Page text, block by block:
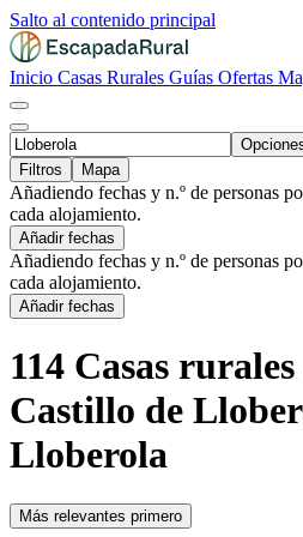
Salto al contenido principal
Inicio Casas Rurales Guías Ofertas
Filtros
Mapa
Añadiendo fechas y n.º de personas
cada alojamiento.
Añadir fechas
Añadiendo fechas y n.º de personas
cada alojamiento.
Añadir fechas
114 Casas
Castillo de
Lloberola
Más relevantes primero